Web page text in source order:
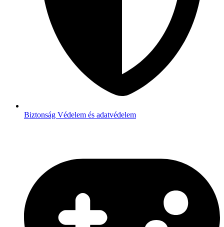
Biztonság Védelem és adatvédelem